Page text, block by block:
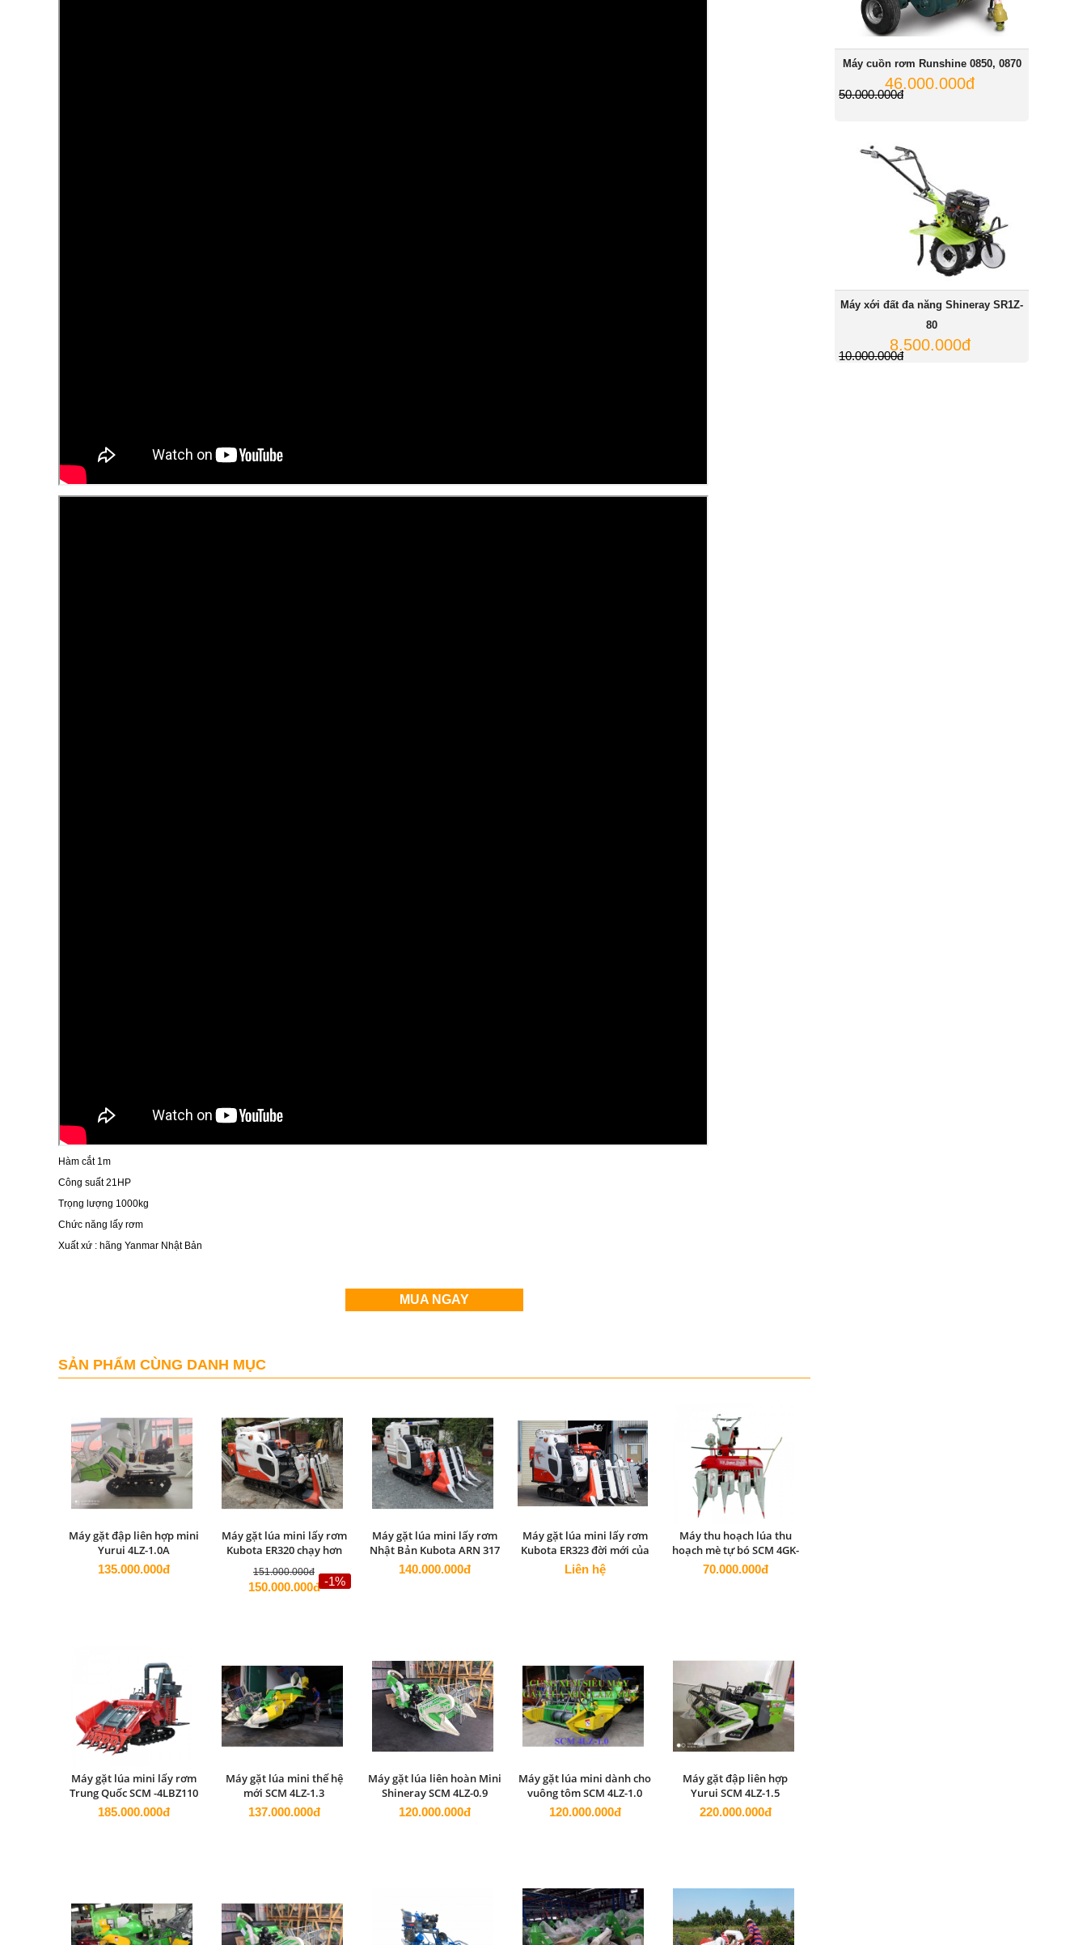
Hàm cắt 1m
Công suất 21HP
Trọng lượng 1000kg
Chức năng lấy rơm
Xuất xứ : hãng Yanmar Nhật Bản
MUA NGAY
SẢN PHẨM CÙNG DANH MỤC
Máy gặt đập liên hợp mini
Yurui 4LZ-1.0A
135.000.000đ
Máy gặt lúa mini lấy rơm
Kubota ER320 chạy hơn
100h Nhật Bản
151.000.000đ
150.000.000đ -1%
Máy gặt lúa mini lấy rơm
Nhật Bản Kubota ARN 317
siêu gọn nhẹ
140.000.000đ
Máy gặt lúa mini lấy rơm
Kubota ER323 đời mới của
Nhật Bản
Liên hệ
Máy thu hoạch lúa thu
hoạch mè tự bó SCM 4GK-
90
70.000.000đ
Máy gặt lúa mini lấy rơm
Trung Quốc SCM -4LBZ110
185.000.000đ
Máy gặt lúa mini thế hệ
mới SCM 4LZ-1.3
137.000.000đ
Máy gặt lúa liên hoàn Mini
Shineray SCM 4LZ-0.9
120.000.000đ
Máy gặt lúa mini dành cho
vuông tôm SCM 4LZ-1.0
120.000.000đ
Máy gặt đập liên hợp
Yurui SCM 4LZ-1.5
220.000.000đ
Máy cuồn rơm Runshine 0850, 0870
46.000.000đ
50.000.000đ
Máy xới đất đa năng Shineray SR1Z-
80
8.500.000đ
10.000.000đ